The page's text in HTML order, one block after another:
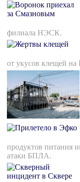
филиала НЭСК.
от укусов клещей на
продуктов питания
атаки БПЛА.